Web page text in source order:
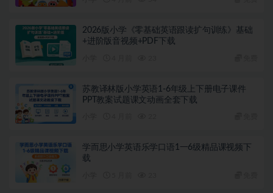
2026版小学《零基础英语跟读扩句训练》基础
+进阶版音视频+PDF下载
苏教译林版小学英语1-6年级上下册电子课件
PPT教案试题课文动画全套下载
学而思小学英语乐学口语1一6级精品课视频下
载